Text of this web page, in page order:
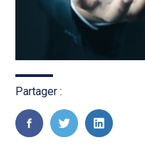
Partager :
FaceBook
TwitterLinkedIn